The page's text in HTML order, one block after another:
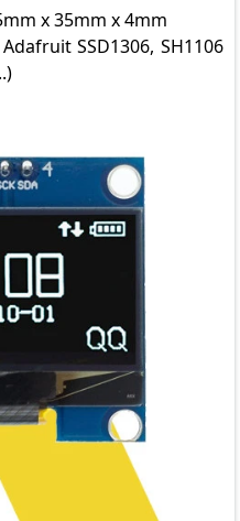
x 35mm x 4mm
SSD1306, SH1106